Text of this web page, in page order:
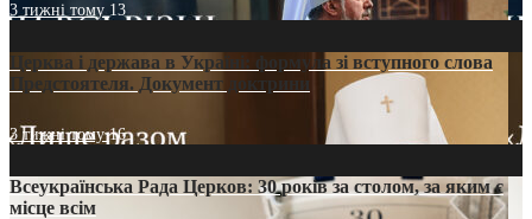
3 тижні тому 13
Церква і держава в Україні: формула зі вступного слова
Предстоятеля. Документ доктрини
3 тижні тому16
Всеукраїнська Рада Церков: 30 років за столом, за яким є
місце всім